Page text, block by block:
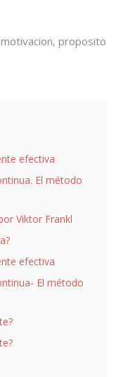
motivacion, proposito
efectiva
El método
Viktor Frankl
efectiva
El método